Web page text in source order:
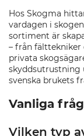
Hos Skogma
vardagen i
sortiment är
– från fälttekniker
privata
skyddsutrustning
svenska brukets
Vanliga
Vilken typ